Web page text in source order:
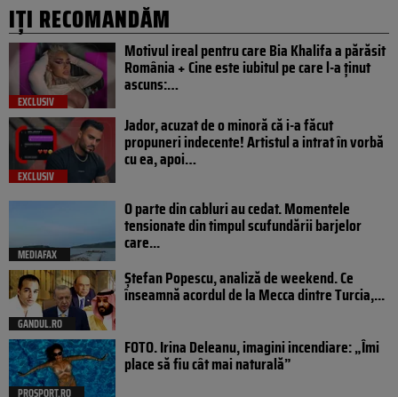
IȚI RECOMANDĂM
EXCLUSIV
Motivul ireal pentru care Bia Khalifa a părăsit
România + Cine este iubitul pe care l-a ținut
ascuns:…
EXCLUSIV
Jador, acuzat de o minoră că i-a făcut
propuneri indecente! Artistul a intrat în vorbă
cu ea, apoi…
MEDIAFAX
O parte din cabluri au cedat. Momentele
tensionate din timpul scufundării barjelor
care...
GANDUL.RO
Ștefan Popescu, analiză de weekend. Ce
înseamnă acordul de la Mecca dintre Turcia,...
PROSPORT.RO
FOTO. Irina Deleanu, imagini incendiare: „Îmi
place să fiu cât mai naturală”